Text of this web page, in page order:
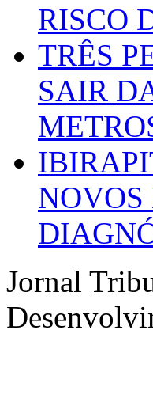
RISCO
TRÊS
SAIR
NOVOS
Jornal